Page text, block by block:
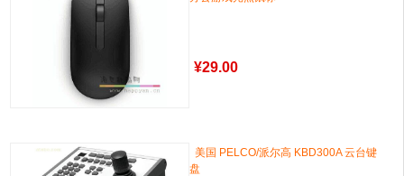
¥29.00
美国 PELCO/派尔高 KBD300A 云台键
盘